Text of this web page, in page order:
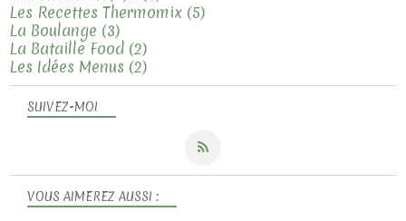
SUIVEZ-MOI
VOUS AIMEREZ AUSSI :
Les Recettes Thermomix (5)
La Boulange (3)
La Bataille Food (2)
Les Idées Menus (2)